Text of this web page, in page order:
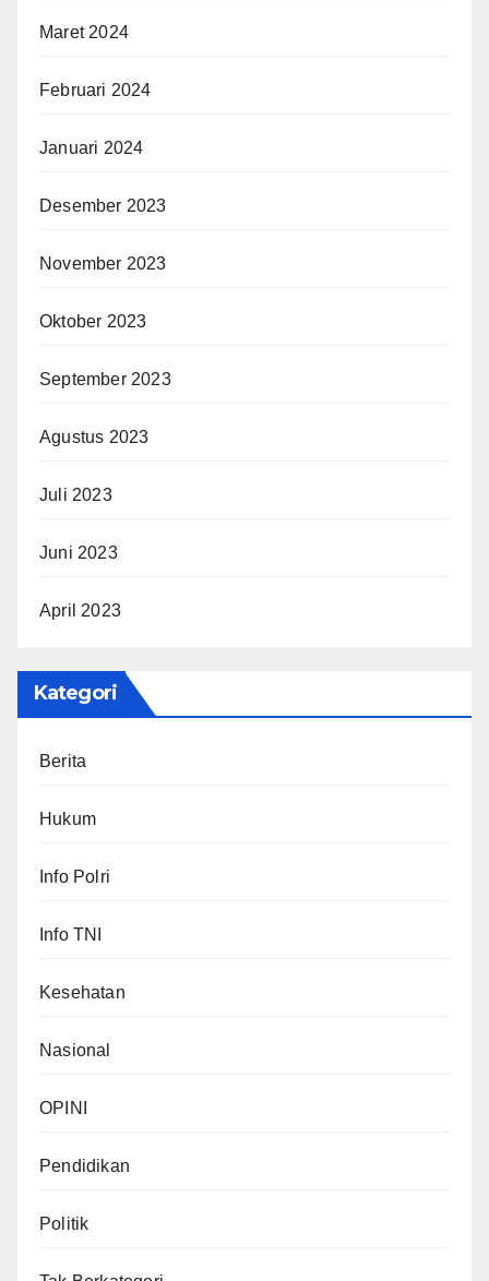
Maret 2024
Februari 2024
Januari 2024
Desember 2023
November 2023
Oktober 2023
September 2023
Agustus 2023
Juli 2023
Juni 2023
April 2023
Kategori
Berita
Hukum
Info Polri
Info TNI
Kesehatan
Nasional
OPINI
Pendidikan
Politik